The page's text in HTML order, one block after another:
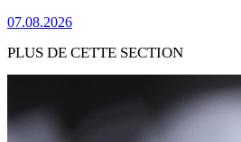
07.08.2026
PLUS DE CETTE SECTION